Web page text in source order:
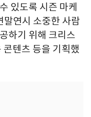
있도록 시즌 마케
말연시 소중한 사람
하기 위해 크리스
텐츠 등을 기획했